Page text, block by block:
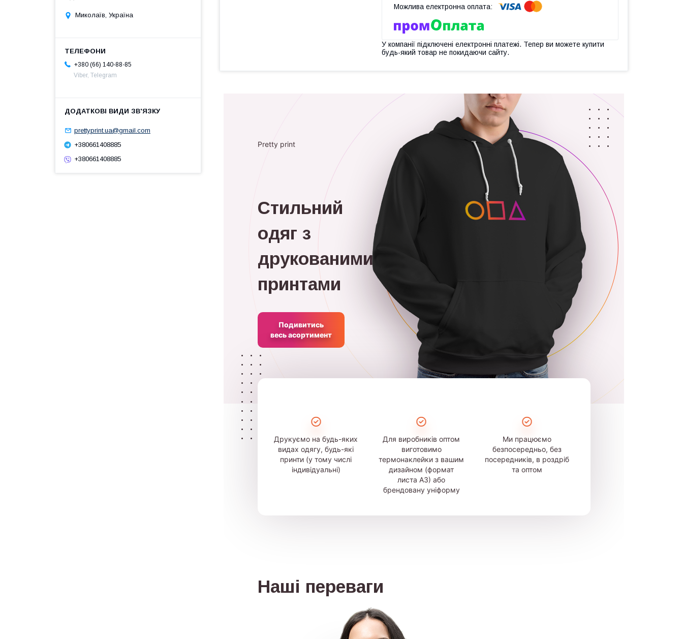
У компанії підключені електронні платежі. Тепер ви можете купити
будь-який товар не покидаючи сайту.
Pretty print
Стильний
одяг з
друкованими
принтами
Подивитись
весь асортимент
Друкуємо на будь-яких
видах одягу, будь-які
принти (у тому числі
індивідуальні)
Для виробників оптом
виготовимо
термонаклейки з вашим
дизайном (формат
листа А3) або
брендовану уніформу
Ми працюємо
безпосередньо, без
посередників, в роздріб
та оптом
Наші переваги
Миколаїв, Україна
+380 (66) 140-88-85
Viber, Telegram
prettyprint.ua@gmail.com
+380661408885
+380661408885